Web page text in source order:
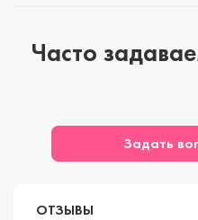
Часто
Задать
ОТЗЫВЫ